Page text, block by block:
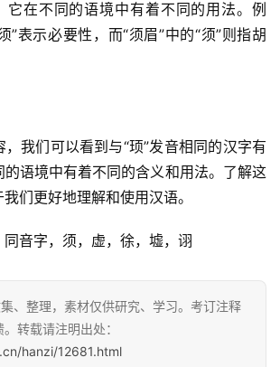
在不同的语境中有着不同的用法。例
”表示必要性，而“须眉”中的“须”则指胡
们可以看到与“顼”发音相同的汉字有
语境中有着不同的含义和用法。了解这
们更好地理解和使用汉语。
同音字，须，虚，徐，墟，诩
、整理，素材仅供研究、学习。考订注释
转载请注明出处：
hanzi/12681.html